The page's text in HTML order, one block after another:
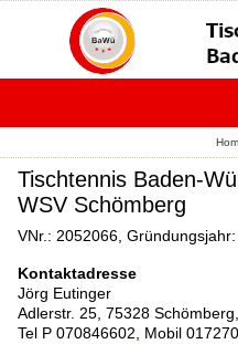
Tischtennis Baden-
WSV Schömberg
VNr.: 2052066,
Kontaktadresse
Jörg Eutinger
Adlerstr. 25, 75328
Tel P 070846602, Mobil